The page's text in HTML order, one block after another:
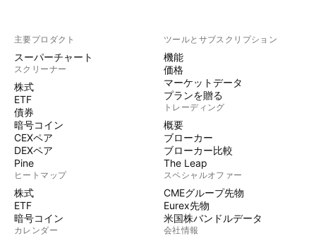
主要プロダクト
スーパーチャート
スクリーナー
株式
ETF
債券
暗号コイン
CEXペア
DEXペア
Pine
ヒートマップ
株式
ETF
暗号コイン
カレンダー
ツールとサブスクリプション
機能
価格
マーケットデータ
プランを贈る
トレーディング
概要
ブローカー
ブローカー比較
The Leap
スペシャルオファー
CMEグループ先物
Eurex先物
米国株バンドルデータ
会社情報